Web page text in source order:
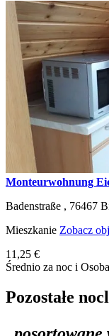
Monteurwohnung
Badenstraße , 76467
Mieszkanie Zobacz
11,25 €
Średnio za noc i Osoba
Pozostałe